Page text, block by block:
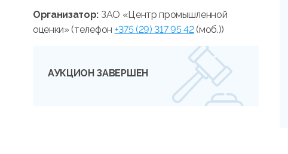
Организатор: ЗАО «Центр промышленной
оценки» (телефон +375 (29) 317 95 42(моб.))
АУКЦИОН ЗАВЕРШЕН